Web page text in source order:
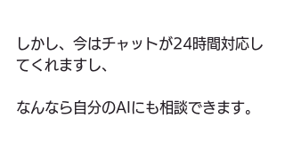
しかし、今はチャットが24時間対応し
てくれますし、
なんなら自分のAIにも相談できます。